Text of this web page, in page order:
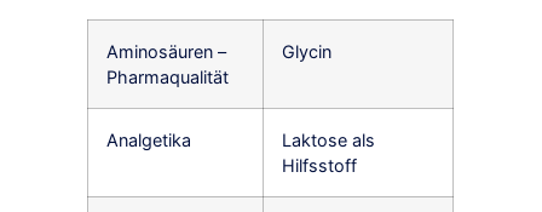
Aminosäuren –
Pharmaqualität
Glycin
Analgetika
Laktose als
Hilfsstoff